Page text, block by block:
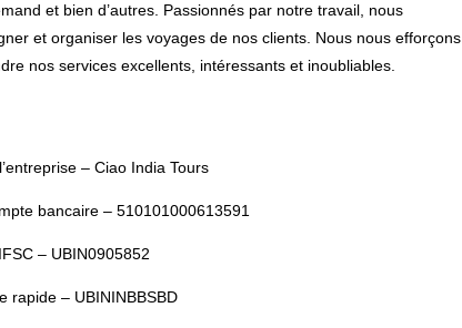
et bien d’autres. Passionnés par notre travail, nous
et organiser les voyages de nos clients. Nous nous efforçons
nos services excellents, intéressants et inoubliables.
– Ciao India Tours
bancaire – 510101000613591
IFSC – UBIN0905852
rapide – UBININBBSBD